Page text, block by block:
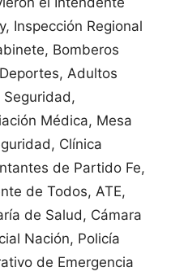
Inspección Regional
Bomberos
Adultos
Seguridad,
Médica, Mesa
Clínica
de Partido Fe,
de Todos, ATE,
de Salud, Cámara
Nación, Policía
de Emergencia